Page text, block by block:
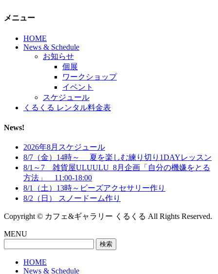
メニュー
HOME
News & Schedule
お知らせ
個展
ワークショップ
イベント
スケジュール
くるくる レンタル料金表
News!
2026年8月スケジュール
8/7（金）14時～ 夏を楽しむ練り切り1DAYレッスン
8/1～7 雑貨屋ULUULU_8月企画「自分の機嫌をとる
方法」 11:00-18:00
8/1（土）13時～ビーズアクセサリー作り
8/2（日） スノードーム作り
Copyright © カフェ&ギャラリー くるくる All Rights Reserved.
MENU
HOME
News & Schedule